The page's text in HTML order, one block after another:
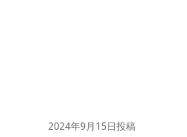
2024年9月15日投稿